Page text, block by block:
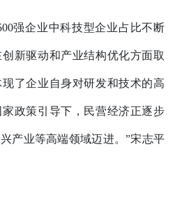
强企业中科技型企业占比不断
新驱动和产业结构优化方面取
了企业自身对研发和技术的高
政策引导下，民营经济正逐步
产业等高端领域迈进。”宋志平